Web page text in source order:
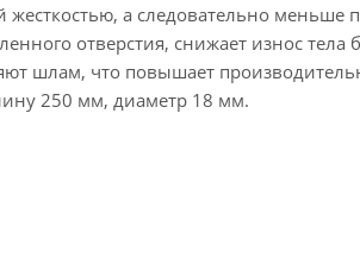
жесткостью, а следовательно меньше
отверстия, снижает износ
шлам, что повышает
250 мм, диаметр 18 мм.